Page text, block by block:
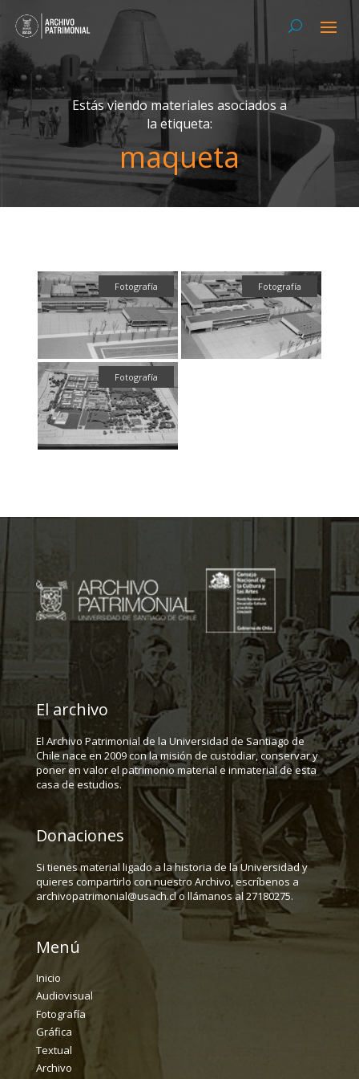
Estás viendo materiales asociados a
la etiqueta:
maqueta
Fotografía Fotografía
Fotografía
El archivo
El Archivo Patrimonial de la Universidad de Santiago de
Chile nace en 2009 con la misión de custodiar, conservar y
poner en valor el patrimonio material e inmaterial de esta
casa de estudios.
Donaciones
Si tienes material ligado a la historia de la Universidad y
quieres compartirlo con nuestro Archivo, escríbenos a
archivopatrimonial@usach.cl o llámanos al 27180275.
Menú
Inicio
Audiovisual
Fotografía
Gráfica
Textual
Archivo